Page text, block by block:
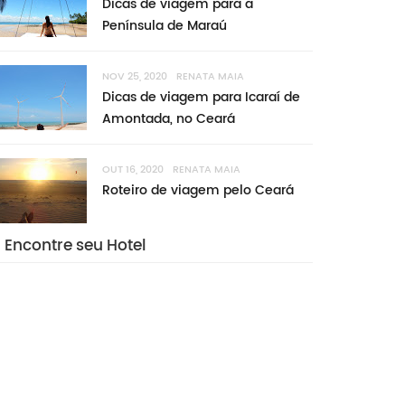
UNIDOS
Dicas de viagem para a
Península de Maraú
NOV 25, 2020 RENATA MAIA
Dicas de viagem para Icaraí de
Amontada, no Ceará
OUT 16, 2020 RENATA MAIA
Roteiro de viagem pelo Ceará
Encontre seu Hotel